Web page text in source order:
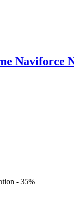
Naviforce
- 35%